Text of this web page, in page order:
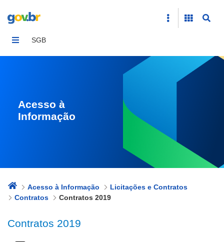
SGB
Acesso à
Informação
Acesso à Informação
Licitações e Contratos
Contratos
Contratos 2019
Contratos 2019